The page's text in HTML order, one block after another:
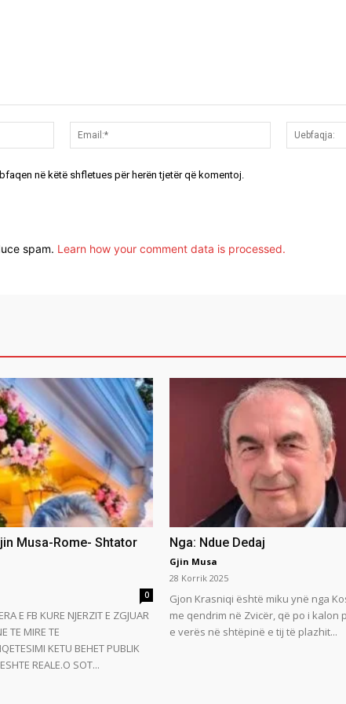
Emri:*
Email:*
në këtë shfletues për herën tjetër që komentoj.
spam. Learn how your comment data is processed.
Musa-Rome- Shtator
0
E FB KURE NJERZIT E ZGJUAR
TE MIRE TE
KETU BEHET PUBLIK
REALE.O SOT...
Nga: Ndue Dedaj
Gjin Musa
28 Korrik 2025
Gjon Krasniqi është miku ynë nga
me qendrim në Zvicër, që po i kalon
e verës në shtëpinë e tij të plazhit...